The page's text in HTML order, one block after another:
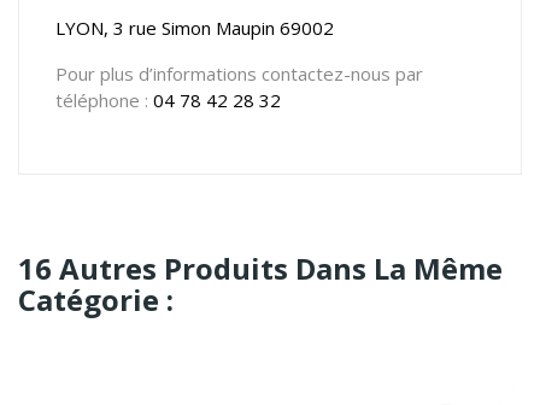
LYON, 3 rue Simon Maupin 69002
Pour plus d’informations contactez-nous par
téléphone : 04 78 42 28 32
16 Autres Produits Dans La Même
Catégorie :